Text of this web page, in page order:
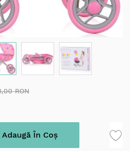
RON
Adaugă În Coș